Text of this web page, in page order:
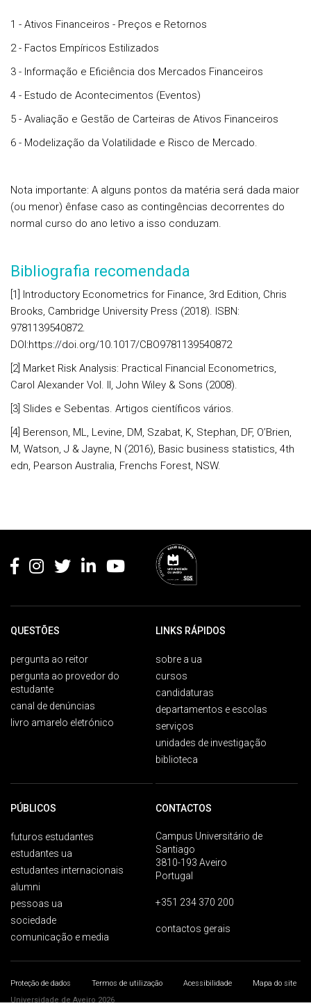
1 - Ativos Financeiros - Preços e Retornos
2 - Factos Empíricos Estilizados
3 - Informação e Eficiência dos Mercados Financeiros
4 - Estudo de Acontecimentos (Eventos)
5 - Avaliação e Gestão de Carteiras de Ativos Financeiros
6 - Modelização da Volatilidade e Risco de Mercado.
Nota importante: A alguns pontos da matéria será dada maior
(ou menor) ênfase caso as contingências decorrentes do
normal curso do ano letivo a isso conduzam.
Bibliografia recomendada
[1] Introductory Econometrics for Finance, 3rd Edition, Chris
Brooks, Cambridge University Press (2018). ISBN:
9781139540872.
DOI:https://doi.org/10.1017/CBO9781139540872
[2] Market Risk Analysis: Practical Financial Econometrics,
Carol Alexander Vol. II, John Wiley & Sons (2008).
[3] Slides e Sebentas. Artigos científicos vários.
[4] Berenson, ML, Levine, DM, Szabat, K, Stephan, DF, O’Brien,
M, Watson, J & Jayne, N (2016), Basic business statistics, 4th
edn, Pearson Australia, Frenchs Forest, NSW.
QUESTÕES
pergunta ao reitor
pergunta ao provedor do
estudante
canal de denúncias
livro amarelo eletrónico
LINKS RÁPIDOS
sobre a ua
cursos
candidaturas
departamentos e escolas
serviços
unidades de investigação
biblioteca
PÚBLICOS
futuros estudantes
estudantes ua
estudantes internacionais
alumni
pessoas ua
sociedade
comunicação e media
CONTACTOS
Campus Universitário de
Santiago
3810-193 Aveiro
Portugal
+351 234 370 200
contactos gerais
Proteção de dados Termos de utilização Acessibilidade
Mapa do site
Universidade de Aveiro 2026